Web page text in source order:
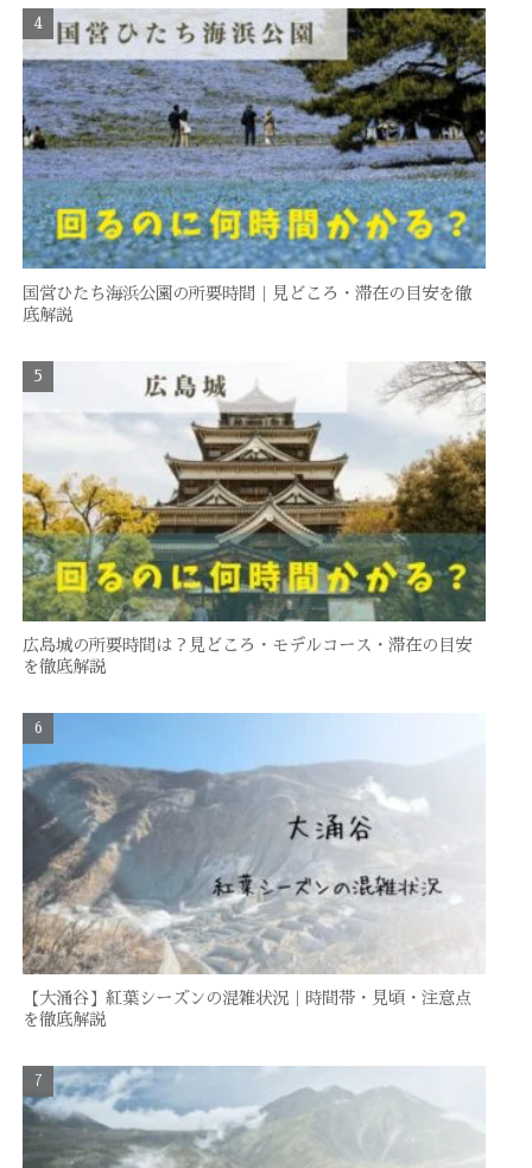
国営ひたち海浜公園の所要時間｜見どころ・滞在の目安を徹
底解説
広島城の所要時間は？見どころ・モデルコース・滞在の目安
を徹底解説
【大涌谷】紅葉シーズンの混雑状況｜時間帯・見頃・注意点
を徹底解説